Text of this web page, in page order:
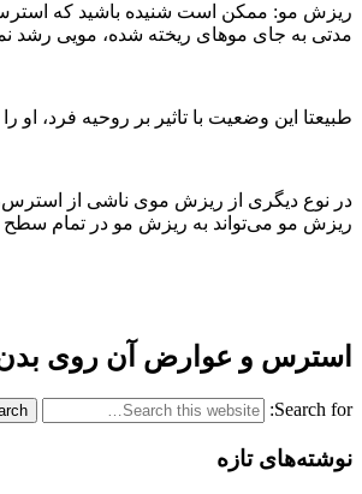
ریزش مو: ممکن است شنیده باشید که
مدتی به جای موهای ریخته شده، مویی رشد نمی‌کند. از این رو 2 تا 3 ماه بعد
طبیعتا این وضعیت با تاثیر بر روحیه فرد، او را
در نوع دیگری از ریزش موی ناشی از
ریزش مو می‌تواند به ریزش مو در تمام سطح
استرس و عوارض آن روی
Search for:
نوشته‌های تازه